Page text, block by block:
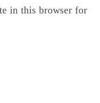
in this browser for